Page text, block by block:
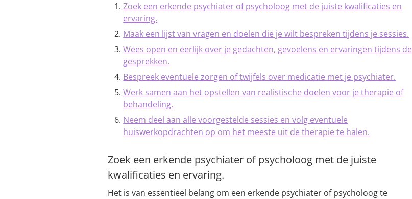
Zoek een erkende psychiater of psycholoog met de juiste kwalificaties en
ervaring.
Maak een lijst van vragen en doelen die je wilt bespreken tijdens je sessies.
Wees open en eerlijk over je gedachten, gevoelens en ervaringen tijdens de
gesprekken.
Bespreek eventuele zorgen of twijfels over medicatie met je psychiater.
Werk samen aan het opstellen van realistische doelen voor je therapie of
behandeling.
Neem deel aan alle voorgestelde sessies en volg eventuele
huiswerkopdrachten op om het meeste uit de therapie te halen.
Zoek een erkende psychiater of psycholoog met de juiste
kwalificaties en ervaring.
Het is van essentieel belang om een erkende psychiater of psycholoog te